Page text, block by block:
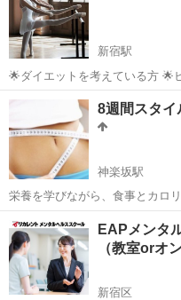
してダメだった。 ・諦...
新宿駅
🌟ダイエットを考えている方 🌟
ングしたい方 🌟運動したい方
からないままレッスンしてる方 バレエはジムの様なきつい動きをしな
くても、痩せやすい代謝しや...
新宿区 新宿駅
8週間スタイ
神楽坂駅
栄養を学びながら、食事とカロ
ササイズなどの運動も取り入れた教室です。 場所
ストーリー 他 日：週１回 (全8回) 時間：1コマ約90分 人数：1クラ
名様まで 料金...
東京 新宿区 神楽坂駅
EAPメンタ
（教室orオ
新宿区